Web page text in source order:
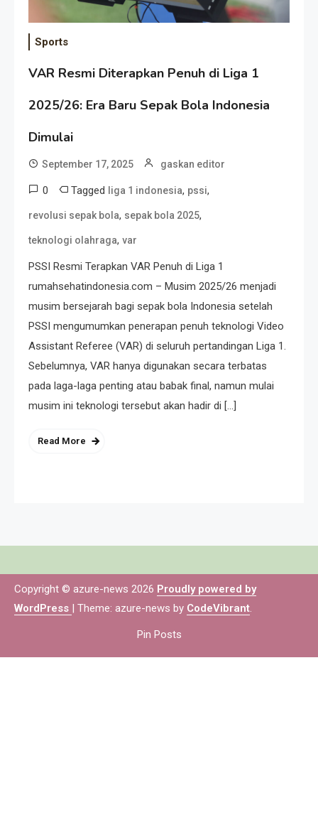
Sports
VAR Resmi Diterapkan Penuh di Liga 1
2025/26: Era Baru Sepak Bola Indonesia
Dimulai
September 17, 2025 gaskan editor
0 Tagged liga 1 indonesia, pssi,
revolusi sepak bola, sepak bola 2025,
teknologi olahraga, var
PSSI Resmi Terapkan VAR Penuh di Liga 1
rumahsehatindonesia.com – Musim 2025/26 menjadi
musim bersejarah bagi sepak bola Indonesia setelah
PSSI mengumumkan penerapan penuh teknologi Video
Assistant Referee (VAR) di seluruh pertandingan Liga 1.
Sebelumnya, VAR hanya digunakan secara terbatas
pada laga-laga penting atau babak final, namun mulai
musim ini teknologi tersebut akan hadir di […]
Read More
Copyright © azure-news 2026 Proudly powered by
WordPress | Theme: azure-news by CodeVibrant.
Pin Posts